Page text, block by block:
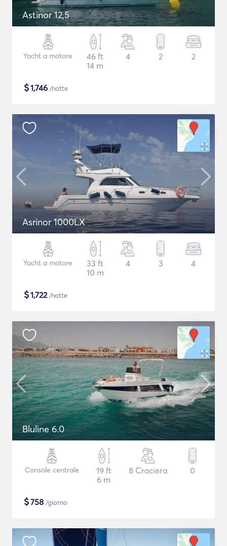
Astinor 12,5
Yacht a motore
46 ft
14 m
4 2 2
$1,746 /notte
Asrinor 1000LX
Yacht a motore
33 ft
10 m
4 3 4
$1,722/notte
Bluline 6.0
Console centrale
19 ft
6 m
8 Crociera 0
$758 /giorno